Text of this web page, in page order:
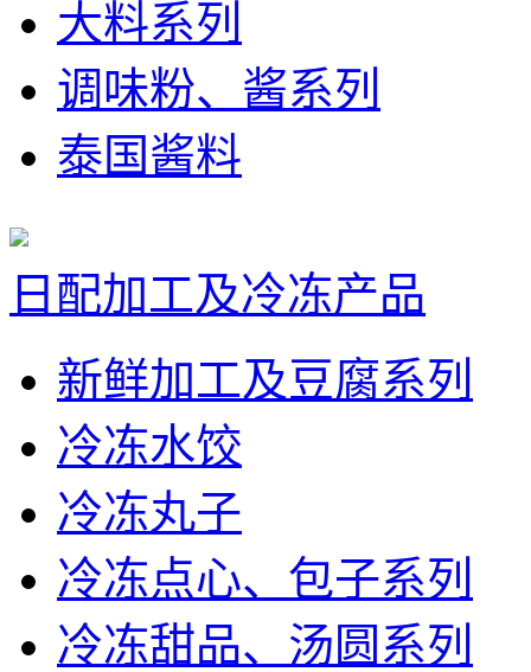
大料系列
调味粉、酱系列
泰国酱料
日配加工及冷冻产品
新鲜加工及豆腐系列
冷冻水饺
冷冻丸子
冷冻点心、包子系列
冷冻甜品、汤圆系列